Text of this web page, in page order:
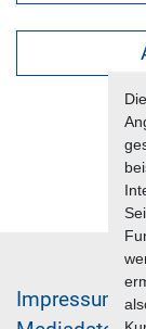
Im­pres­sum &